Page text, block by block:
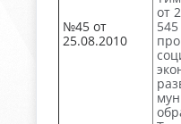
№45 от
25.08.2010
от